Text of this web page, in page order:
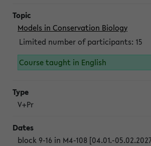
Models in Conservation Biology
Limited number of participants: 15
Course taught in English
V+Pr
block 9-16 in M4-108 [04.01.-